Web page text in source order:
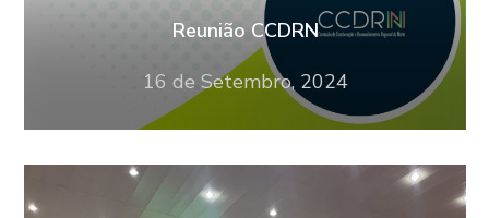
Reunião CCDRN
16 de Setembro, 2024